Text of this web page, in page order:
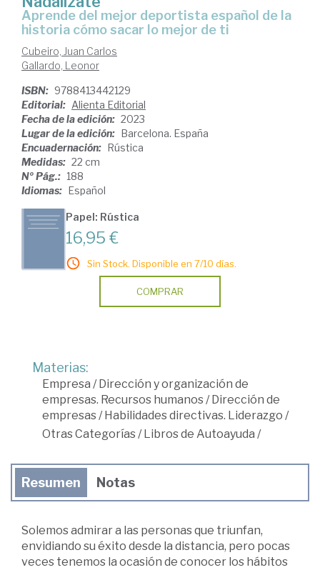
Aprende del mejor deportista español de la
historia cómo sacar lo mejor de ti
Cubeiro, Juan Carlos
Gallardo, Leonor
ISBN: 9788413442129
Editorial: Alienta Editorial
Fecha de la edición: 2023
Lugar de la edición: Barcelona. España
Encuadernación: Rústica
Medidas: 22 cm
Nº Pág.: 188
Idiomas: Español
Papel: Rústica
16,95 €
Sin Stock. Disponible en 7/10 días.
COMPRAR
Materias:
Empresa /Dirección y organización de
empresas. Recursos humanos/Dirección de
empresas/Habilidades directivas. Liderazgo /
Otras Categorías/Libros de Autoayuda /
Resumen Notas
Solemos admirar a las personas que triunfan,
envidiando su éxito desde la distancia, pero pocas
veces tenemos la ocasión de conocer los hábitos